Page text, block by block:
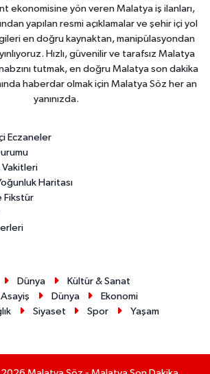
ekonomisine yön veren Malatya iş ilanları,
yapılan resmi açıklamalar ve şehir içi yol
en doğru kaynaktan, manipülasyondan
Hızlı, güvenilir ve tarafsız Malatya
tutmak, en doğru Malatya son dakika
haberdar olmak için Malatya Söz her an
yanınızda.
Eczaneler
Vakitleri
Haritası
Fikstür
Dünya
Kültür & Sanat
Asayiş Dünya
Ekonomi
Siyaset Spor Yaşam